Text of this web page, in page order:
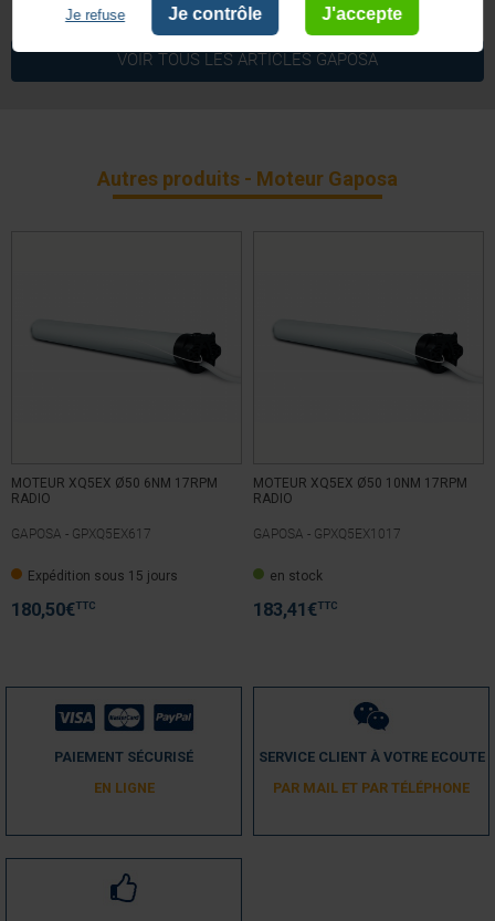
Classe I (terre obligatoire)
VOIR TOUS LES ARTICLES GAPOSA
Autres produits - Moteur Gaposa
MOTEUR XQ5EX Ø50 6NM 17RPM
RADIO
GAPOSA - GPXQ5EX617
Expédition sous 15 jours
180,50€TTC
MOTEUR XQ5EX Ø50 10NM 17RPM
RADIO
GAPOSA - GPXQ5EX1017
en stock
183,41 €TTC
PAIEMENT SÉCURISÉ
EN LIGNE
SERVICE CLIENT À VOTRE ECOUTE
PAR MAIL ET PAR TÉLÉPHONE
Je refuse Je contrôle J'accepte